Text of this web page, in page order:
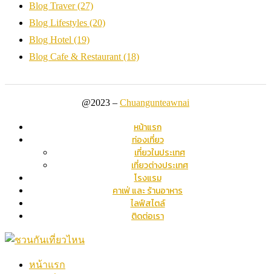
Blog Traver(27)
Blog Lifestyles (20)
Blog Hotel (19)
Blog Cafe & Restaurant (18)
@2023 – Chuangunteawnai
หน้าแรก
ท่องเที่ยว
เที่ยวในประเทศ
เที่ยวต่างประเทศ
โรงแรม
คาเฟ่ และ ร้านอาหาร
ไลฟ์สไตล์
ติดต่อเรา
หน้าแรก